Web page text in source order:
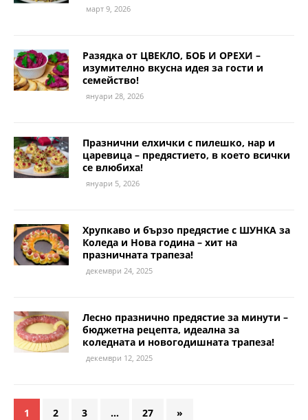
март 9, 2026
Разядка от ЦВЕКЛО, БОБ И ОРЕХИ –
изумително вкусна идея за гости и
семейство!
януари 28, 2026
Празнични елхички с пилешко, нар и
царевица – предястието, в което всички
се влюбиха!
януари 5, 2026
Хрупкаво и бързо предястие с ШУНКА за
Коледа и Нова година – хит на
празничната трапеза!
декември 24, 2025
Лесно празнично предястие за минути –
бюджетна рецепта, идеална за
коледната и новогодишната трапеза!
декември 12, 2025
1 2 3 … 27 »